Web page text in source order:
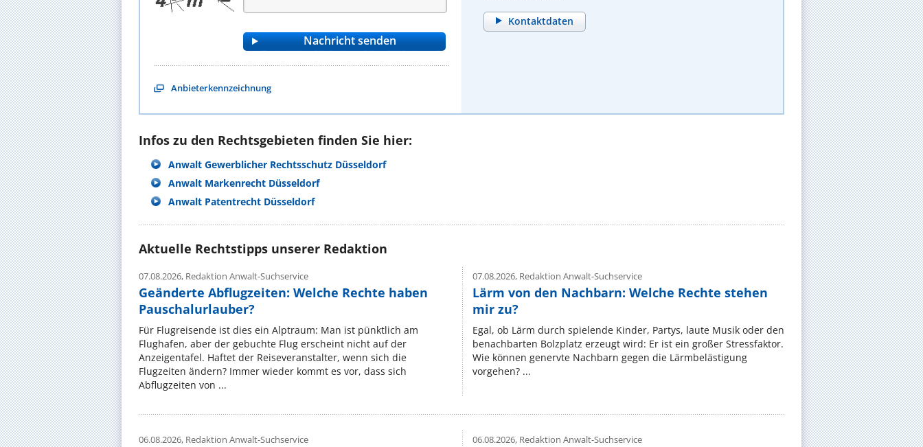
Anbieterkennzeichnung
Kontaktdaten
Infos zu den Rechtsgebieten finden Sie hier:
Anwalt Gewerblicher Rechtsschutz Düsseldorf
Anwalt Markenrecht Düsseldorf
Anwalt Patentrecht Düsseldorf
Aktuelle Rechtstipps unserer Redaktion
07.08.2026, Redaktion Anwalt-Suchservice
Geänderte Abflugzeiten: Welche Rechte haben
Pauschalurlauber?
Für Flugreisende ist dies ein Alptraum: Man ist pünktlich am
Flughafen, aber der gebuchte Flug erscheint nicht auf der
Anzeigentafel. Haftet der Reiseveranstalter, wenn sich die
Flugzeiten ändern? Immer wieder kommt es vor, dass sich
Abflugzeiten von ...
07.08.2026,Redaktion Anwalt-Suchservice
Lärm von den Nachbarn: Welche Rechte stehen
mir zu?
Egal, ob Lärm durch spielende Kinder, Partys, laute Musik oder den
benachbarten Bolzplatz erzeugt wird: Er ist ein großer Stressfaktor.
Wie können genervte Nachbarn gegen die Lärmbelästigung
vorgehen? ...
06.08.2026, Redaktion Anwalt-Suchservice 06.08.2026,Redaktion Anwalt-Suchservice